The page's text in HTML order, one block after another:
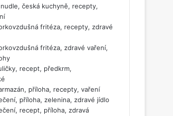
česká kuchyně, recepty,
fritéza, recepty, zdravé
fritéza, zdravé vaření,
recept, předkrm,
příloha, recepty, vaření
příloha, zelenina, zdravé jídlo
recept, příloha, zdravá